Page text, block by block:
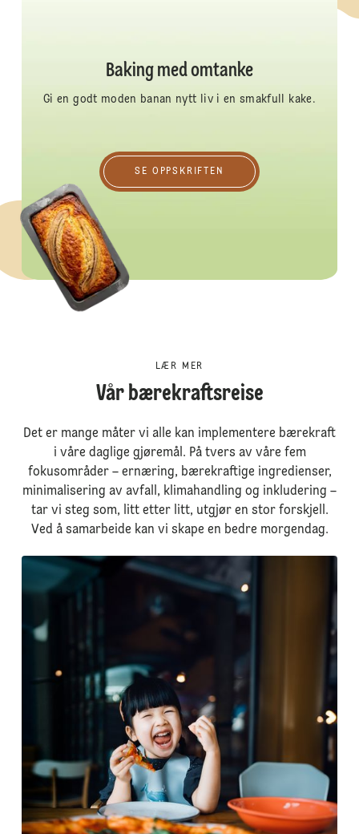
Baking med omtanke
Gi en godt moden banan nytt liv i en smakfull kake.
SE OPPSKRIFTEN
LÆR MER
Vår bærekraftsreise
Det er mange måter vi alle kan implementere bærekraft
i våre daglige gjøremål. På tvers av våre fem
fokusområder – ernæring, bærekraftige ingredienser,
minimalisering av avfall, klimahandling og inkludering –
tar vi steg som, litt etter litt, utgjør en stor forskjell.
Ved å samarbeide kan vi skape en bedre morgendag.